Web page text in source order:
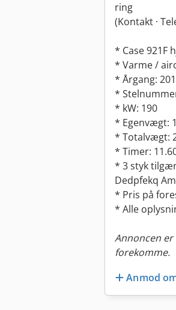
ring
(Kontakt ·
* Case 921F
* Varme /
* Årgang:
*
* kW: 190
* Egenvægt:
* Totalvægt:
* Timer:
* 3 styk
Dedpfekq
* Pris på
* Alle
Annoncen
forekomme.
Anmod